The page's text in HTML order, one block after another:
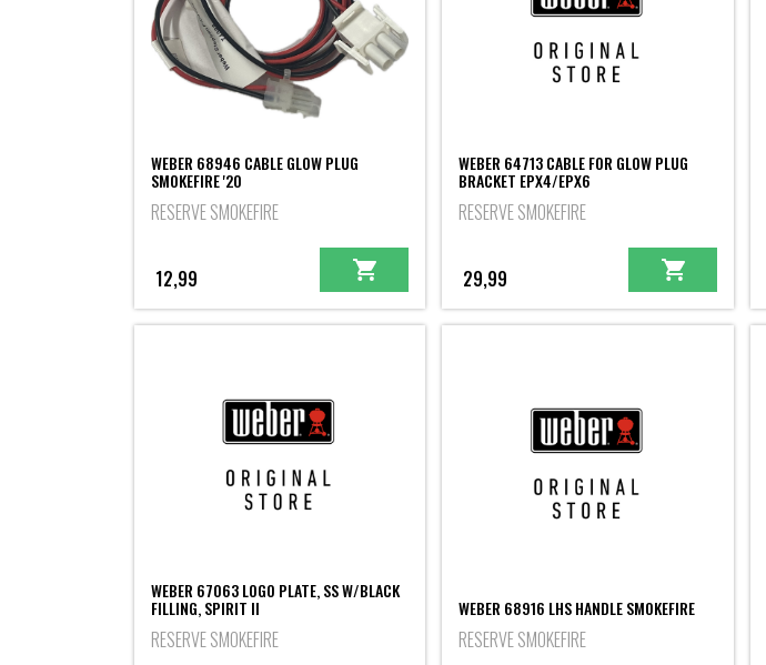
WEBER 68946 CABLE GLOW PLUG
SMOKEFIRE '20
RESERVE SMOKEFIRE
12,99
WEBER 64713 CABLE FOR GLOW PLUG
BRACKET EPX4/EPX6
RESERVE SMOKEFIRE
29,99
WEBER 67063 LOGO PLATE, SS W/BLACK
FILLING, SPIRIT II
RESERVE SMOKEFIRE
WEBER 68916 LHS HANDLE SMOKEFIRE
RESERVE SMOKEFIRE